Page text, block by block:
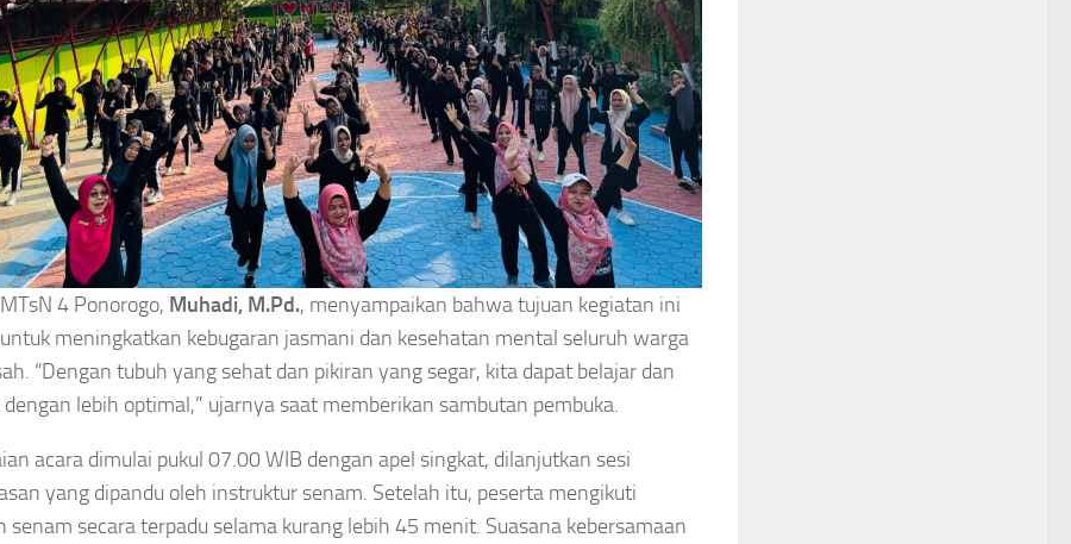
4 Ponorogo, Muhadi, M.Pd., menyampaikan bahwa tujuan kegiatan ini
meningkatkan kebugaran jasmani dan kesehatan mental seluruh warga
“Dengan tubuh yang sehat dan pikiran yang segar, kita dapat belajar dan
dengan lebih optimal,” ujarnya saat memberikan sambutan pembuka.
acara dimulai pukul 07.00 WIB dengan apel singkat, dilanjutkan sesi
yang dipandu oleh instruktur senam. Setelah itu, peserta mengikuti
senam secara terpadu selama kurang lebih 45 menit. Suasana kebersamaan